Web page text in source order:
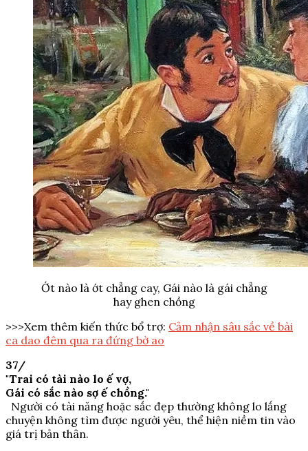
Ớt nào là ớt chẳng cay, Gái nào là gái chẳng
hay ghen chồng
>>>Xem thêm kiến thức bổ trợ: Cảm nhận sâu sắc về bài
ca dao đêm qua ra đứng bờ ao
37/
"Trai có tài nào lo ế vợ,
Gái có sắc nào sợ ế chồng."
Người có tài năng hoặc sắc đẹp thường không lo lắng
chuyện không tìm được người yêu, thể hiện niềm tin vào
giá trị bản thân.